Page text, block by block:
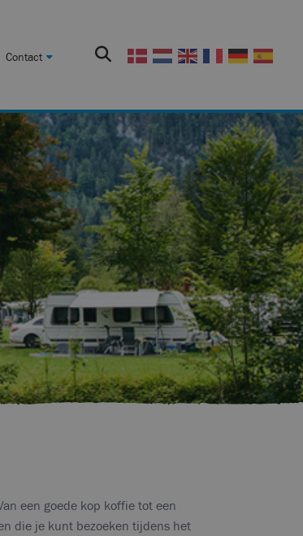
Contact
een goede kop koffie tot een
die je kunt bezoeken tijdens het